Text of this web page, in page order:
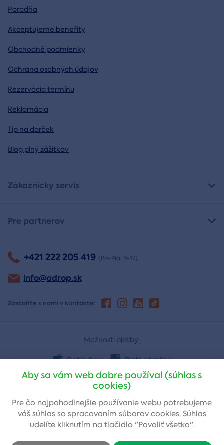
Poradňa
Akceptujeme benefity
Obchodné podmienky
Ochrana osobných údajov
Rezervácia termínu
Reklamácia
Tip na darček
Blog plný zážitkov
Zákaznícky servis
Pre partnerov
+421 222 205 419 (Po-Pia: 9-17)
info@adrop.sk
Zostaňte s nami v kontakte:
Možnosti platby:
Dobierkou Platba kartou
Bankovým prevodom
Aby sa vám web dobre používal (súhlas s
cookies)
Pre čo najpohodlnejšie používanie webu potrebujeme
váš súhlas so spracovaním súborov cookies. Súhlas
udelíte kliknutím na tlačidlo "Povoliť všetko".